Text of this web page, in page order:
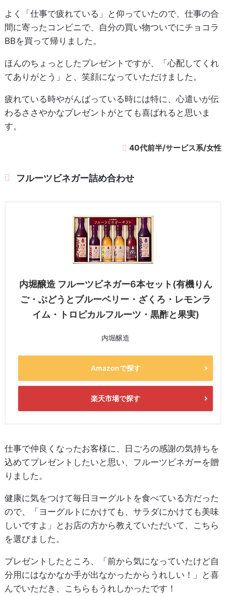
よく「仕事で疲れている」と仰っていたので、仕事の合
間に寄ったコンビニで、自分の買い物ついでにチョコラ
BBを買って帰りました。
ほんのちょっとしたプレゼントですが、「心配してくれ
てありがとう」と、笑顔になっていただけました。
疲れている時やがんばっている時には特に、心遣いが伝
わるささやかなプレゼントがとても喜ばれると思いま
す。
40代前半/サービス系/女性
フルーツビネガー詰め合わせ
内堀醸造 フルーツビネガー6本セット(有機りん
ご・ぶどうとブルーベリー・ざくろ・レモンラ
イム・トロピカルフルーツ・黒酢と果実)
内堀醸造
Amazonで探す
楽天市場で探す
仕事で仲良くなったお客様に、日ごろの感謝の気持ちを
込めてプレゼントしたいと思い、フルーツビネガーを贈
りました。
健康に気をつけて毎日ヨーグルトを食べている方だった
ので、「ヨーグルトにかけても、サラダにかけても美味
しいですよ」とお店の方から教えていただいて、こちら
を選びました。
プレゼントしたところ、「前から気になっていたけど自
分用にはなかなか手が出なかったからうれしい！」と喜
んでいただき、こちらもうれしかったです！